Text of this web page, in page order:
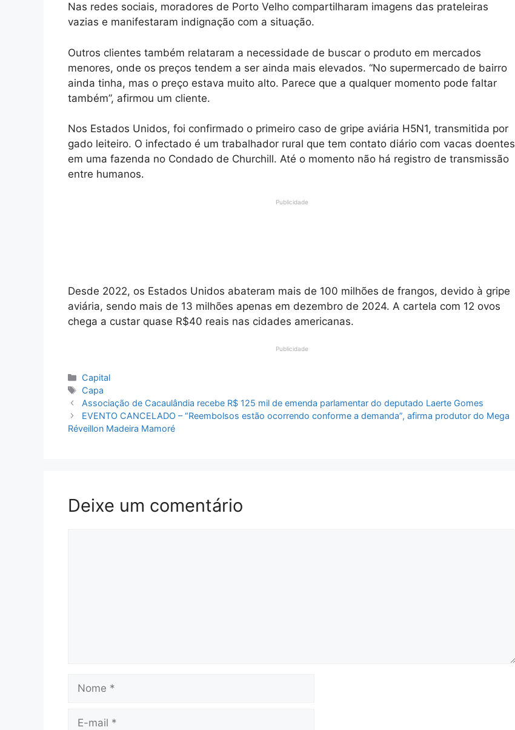
Nas redes sociais, moradores de Porto Velho compartilharam imagens das prateleiras
vazias e manifestaram indignação com a situação.
Outros clientes também relataram a necessidade de buscar o produto em mercados
menores, onde os preços tendem a ser ainda mais elevados. “No supermercado de bairro
ainda tinha, mas o preço estava muito alto. Parece que a qualquer momento pode faltar
também”, afirmou um cliente.
Nos Estados Unidos, foi confirmado o primeiro caso de gripe aviária H5N1, transmitida por
gado leiteiro. O infectado é um trabalhador rural que tem contato diário com vacas doentes
em uma fazenda no Condado de Churchill. Até o momento não há registro de transmissão
entre humanos.
Publicidade
Desde 2022, os Estados Unidos abateram mais de 100 milhões de frangos, devido à gripe
aviária, sendo mais de 13 milhões apenas em dezembro de 2024. A cartela com 12 ovos
chega a custar quase R$40 reais nas cidades americanas.
Publicidade
Categorias
Capital
Tags
Capa
Associação de Cacaulândia recebe R$ 125 mil de emenda parlamentar do deputado Laerte Gomes
EVENTO CANCELADO – “Reembolsos estão ocorrendo conforme a demanda”, afirma produtor do Mega
Réveillon Madeira Mamoré
Deixe um comentário